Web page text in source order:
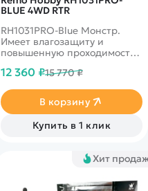
BLUE 4WD RTR
RH1031PRO-Blue Монстр.
Имеет влагозащиту и
повышенную проходимость.
масштаб 1:10
12 360 ₽15 770 ₽
В корзину
Купить в 1 клик
Хит